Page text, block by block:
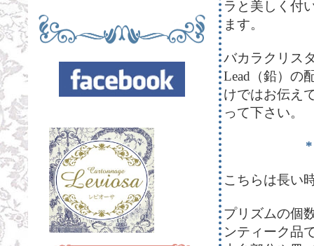
ラと美しく付
ます。
バカラクリス
Lead（鉛）の
けではお伝え
って下さい。
こちらは長い
プリズムの個
ンティーク品